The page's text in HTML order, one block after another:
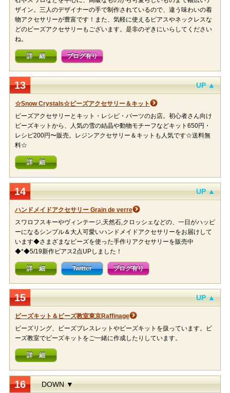
ザイン。三人のデザイナーの手で制作されているので、違う味わいの着
物アクセサリーが豊富です！また、気軽に使えるピアスやネックレスな
どのビーズアクセサリーもございます。是非のぞきにいらしてください
ね。
詳 細 ブログ有り
13 UP ▲
☆Snow Crystals☆ビーズアクセサリー＆キット
ビーズアクセサリーとキット・レシピ・パーツのお店。初心者さん向け
ビーズキットから、人気の雪の結晶や動物モチーフなどキット650円・
レシピ200円〜販売。レジンアクセサリー＆キットも人気です☆送料無
料☆
詳 細
14 UP ▲
ハンドメイドアクセサリー Grain de verre
スワロフスキーやヴィンテージ,天然石,クロッシェなどの、一日がハッピ
ーになるシンプル＆大人可愛いハンドメイドアクセサリーをお届けして
います◆さまざまなビーズを使った手作りアクセサリーを販売中
◆*◆5/19新作ピアス2点UPしました！
詳 細 Twitter ブログ有り
15 UP ▲
ビーズキット＆ビーズ教室東京Raffinage
ビーズリング、ビーズブレスレットやビーズキットを扱っています。ビ
ーズ教室でビーズキットをご一緒に作成したりしています。
詳 細
16 DOWN ▼